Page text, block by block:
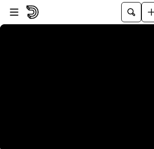
プレイヤーにスキップ
メインコンテンツにスキップ